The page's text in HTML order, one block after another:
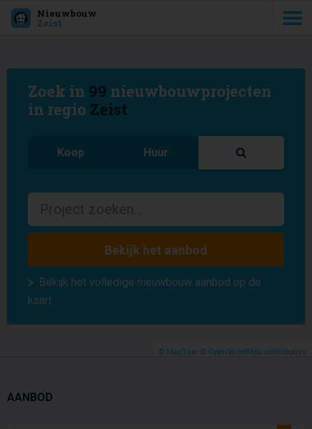
Nieuwbouw
Zeist
© MapTiler © OpenStreetMap contributors
Zoek in 99 nieuwbouwprojecten
in regio Zeist
Koop Huur
Bekijk het aanbod
Bekijk het volledige nieuwbouw aanbod op de
kaart
AANBOD